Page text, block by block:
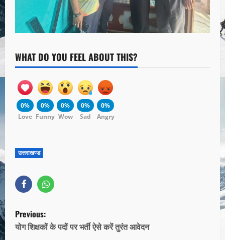
WHAT DO YOU FEEL ABOUT THIS?
0%
Love
0%
Funny
0%
Wow
0%
Sad
0%
Angry
उत्तराखण्ड
Previous:
योग शिक्षकों के पदों पर भर्ती ऐसे करें तुरंत आवेदन